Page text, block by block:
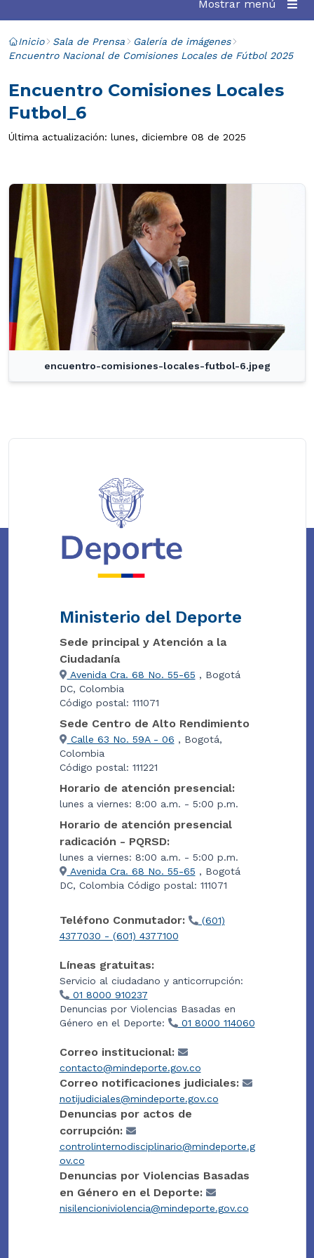
Mostrar menú
Inicio Sala de Prensa
Galería de imágenes
Encuentro Nacional de Comisiones Locales de Fútbol 2025
Encuentro Comisiones Locales
Futbol_6
Última actualización: lunes, diciembre 08 de 2025
encuentro-comisiones-locales-futbol-6.jpeg
Ministerio del Deporte
Sede principal y Atención a la
Ciudadanía
Avenida Cra. 68 No. 55-65 , Bogotá
DC, Colombia
Código postal: 111071
Sede Centro de Alto Rendimiento
Calle 63 No. 59A - 06 , Bogotá,
Colombia
Código postal: 111221
Horario de atención presencial:
lunes a viernes: 8:00 a.m. - 5:00 p.m.
Horario de atención presencial
radicación - PQRSD:
lunes a viernes: 8:00 a.m. - 5:00 p.m.
Avenida Cra. 68 No. 55-65 , Bogotá
DC, Colombia Código postal: 111071
Teléfono Conmutador:
(601)
4377030 - (601) 4377100
Líneas gratuitas:
Servicio al ciudadano y anticorrupción:
01 8000 910237
Denuncias por Violencias Basadas en
Género en el Deporte:
01 8000 114060
Correo institucional:
contacto@mindeporte.gov.co
Correo notificaciones judiciales:
notijudiciales@mindeporte.gov.co
Denuncias por actos de
corrupción:
controlinternodisciplinario@mindeporte.g
ov.co
Denuncias por Violencias Basadas
en Género en el Deporte:
nisilencioniviolencia@mindeporte.gov.co